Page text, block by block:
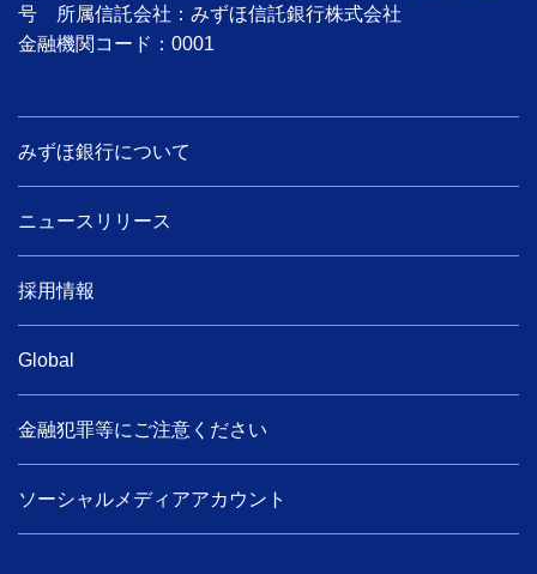
号 所属信託会社：みずほ信託銀行株式会社
金融機関コード：0001
みずほ銀行について
ニュースリリース
採用情報
Global
金融犯罪等にご注意ください
ソーシャルメディアアカウント